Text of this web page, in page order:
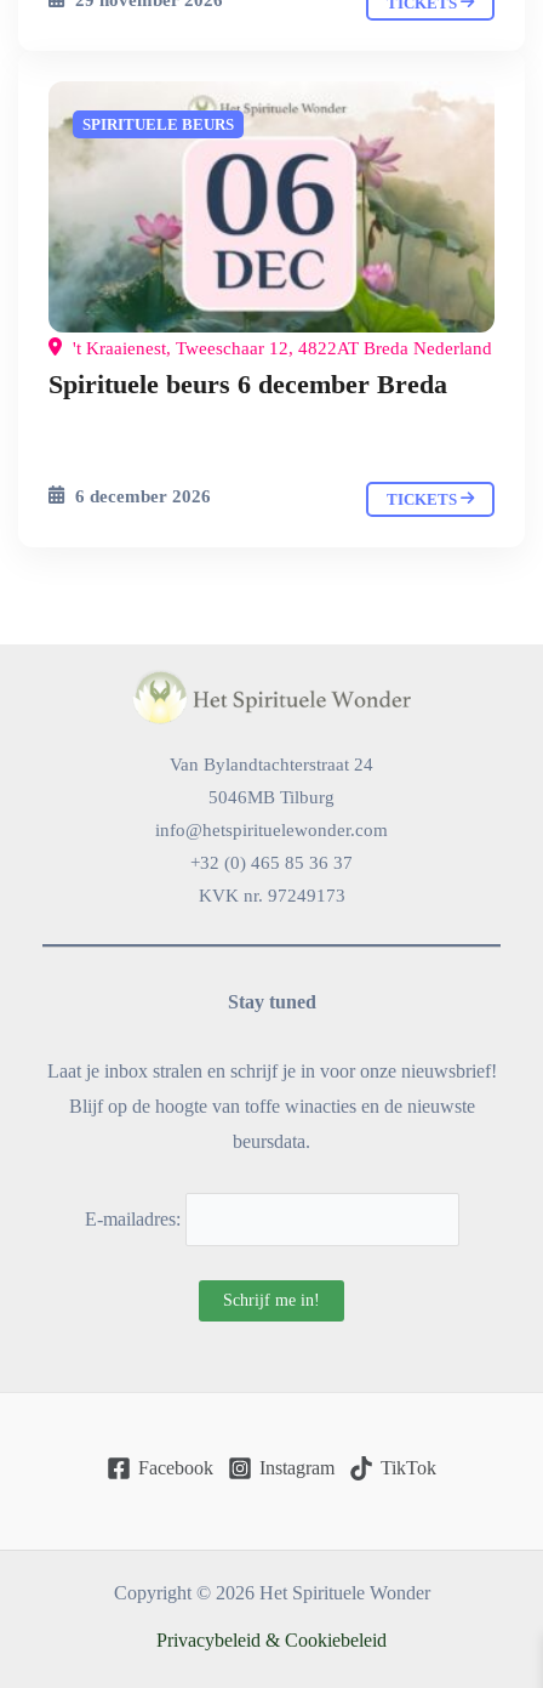
SPIRITUELE BEURS
't Kraaienest, Tweeschaar 12, 4822AT Breda Nederland
Spirituele beurs 6 december Breda
6 december 2026 TICKETS
Van Bylandtachterstraat 24
5046MB Tilburg
info@hetspirituelewonder.com
+32 (0) 465 85 36 37
KVK nr. 97249173
Stay tuned
Laat je inbox stralen en schrijf je in voor onze nieuwsbrief!
Blijf op de hoogte van toffe winacties en de nieuwste
beursdata.
E-mailadres:
Facebook Instagram TikTok
Copyright © 2026 Het Spirituele Wonder
Privacybeleid & Cookiebeleid